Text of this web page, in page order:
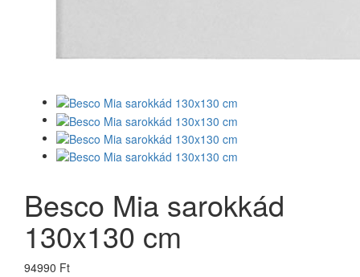
Besco Mia sarokkád
130x130 cm
94990 Ft